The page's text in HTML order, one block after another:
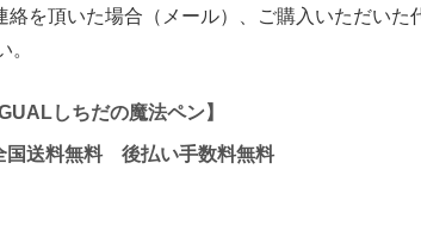
絡を頂いた場合（メール）、ご購入いただいた
。
しちだの魔法ペン】
送料無料 後払い手数料無料